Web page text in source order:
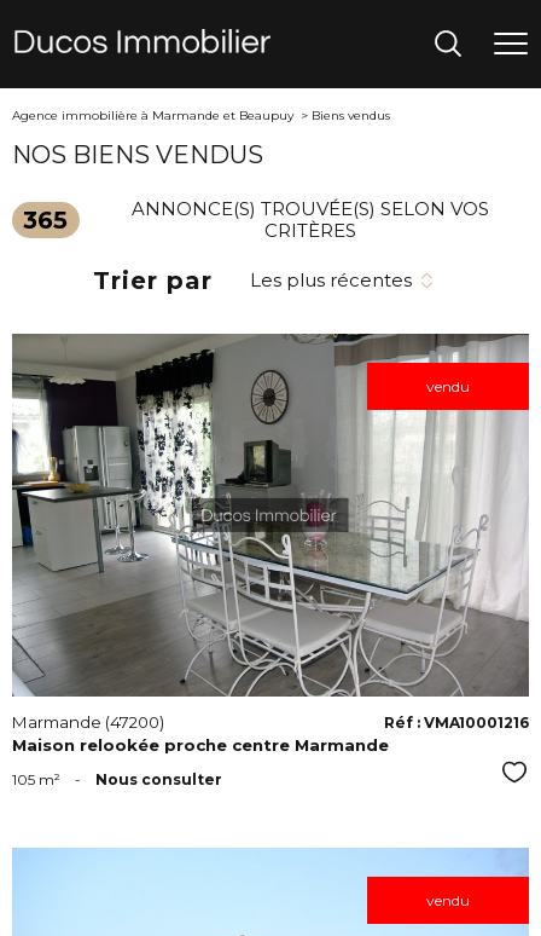
Agence immobilière à Marmande et Beaupuy Biens vendus
NOS BIENS VENDUS
365
ANNONCE(S) TROUVÉE(S) SELON VOS
CRITÈRES
Trier par Les plus récentes
vendu
VOIR
Marmande (47200)
Maison relookée proche centre Marmande
Réf : VMA10001216
105 m² - Nous consulter
vendu